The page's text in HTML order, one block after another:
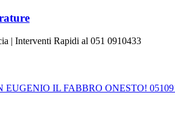
| Interventi Rapidi al 051 0910433
IL FABBRO ONESTO!